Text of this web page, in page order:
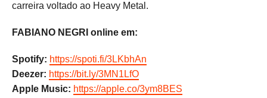
carreira voltado ao Heavy Metal.
FABIANO NEGRI online em:
Spotify: https://spoti.fi/3LKbhAn
Deezer: https://bit.ly/3MN1LfO
Apple Music: https://apple.co/3ym8BES